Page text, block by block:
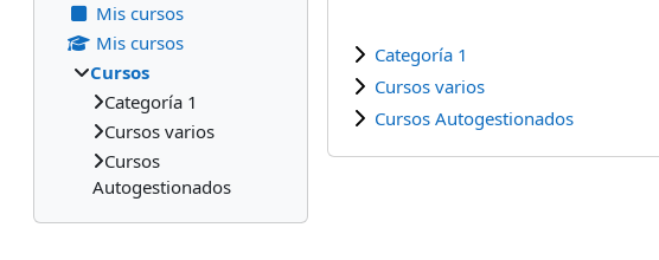
Categoría 1
Cursos varios
Cursos Autogestionados
Mis cursos
Mis cursos
Cursos
Categoría 1
Cursos varios
Cursos
Autogestionados